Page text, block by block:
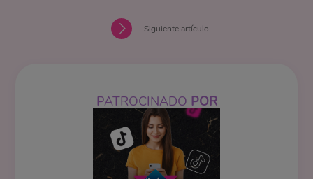
Siguiente artículo
PATROCINADO POR